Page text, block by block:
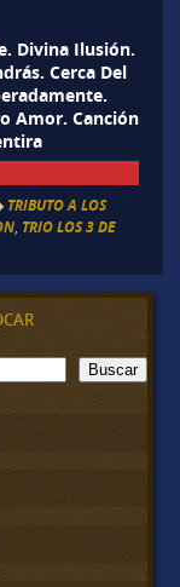
Divina Ilusión.
Cerca Del
Amor. Canción
TRIBUTO A LOS
, TRIO LOS 3 DE
Buscar